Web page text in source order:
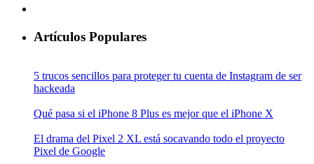
Artículos Populares
5 trucos sencillos para proteger tu cuenta de Instagram de ser
hackeada
Qué pasa si el iPhone 8 Plus es mejor que el iPhone X
El drama del Pixel 2 XL está socavando todo el proyecto
Pixel de Google